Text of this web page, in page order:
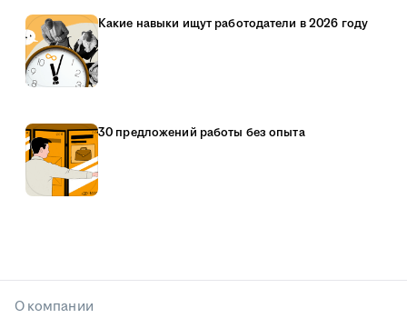
Какие навыки ищут работодатели в 2026 году
30 предложений работы без опыта
О компании